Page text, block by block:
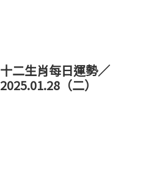
十二生肖每日運勢／
2025.01.28（二）